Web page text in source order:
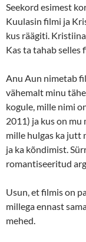
Seekord esimest
Kuulasin filmi ja
kus räägiti.
Kas ta tahab selles
Anu Aun nimetab
vähemalt minu
kogule, mille nimi
2011) ja kus on mu
mille hulgas ka jutt
ja ka kõndimist.
romantiseeritud
Usun, et filmis on
millega ennast
mehed.